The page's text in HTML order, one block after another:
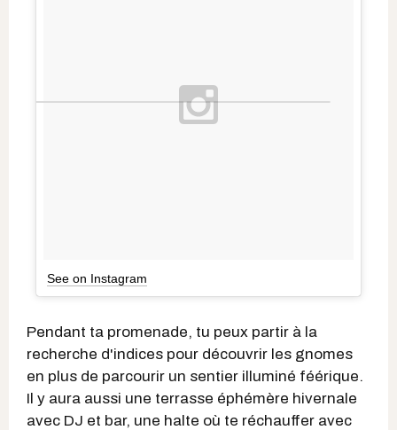
See on Instagram
Pendant ta promenade, tu peux partir à la
recherche d'indices pour découvrir les gnomes
en plus de parcourir un sentier illuminé féérique.
Il y aura aussi une terrasse éphémère hivernale
avec DJ et bar, une halte où te réchauffer avec